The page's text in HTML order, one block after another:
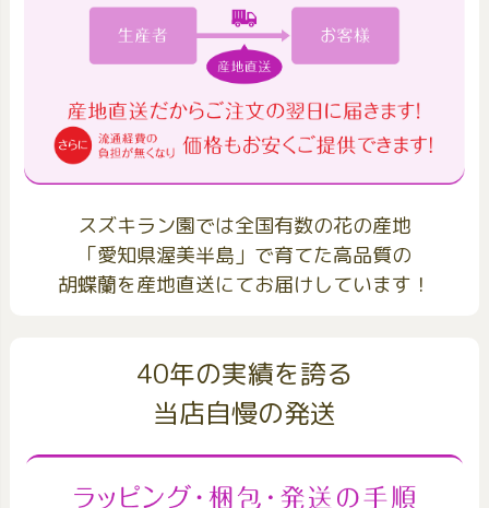
スズキラン園では全国有数の花の産地
「愛知県渥美半島」で育てた高品質の
胡蝶蘭を産地直送にてお届けしています！
40年の実績を誇る
当店自慢の発送